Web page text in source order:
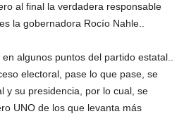
al final la verdadera responsable
la gobernadora Rocío Nahle..
algunos puntos del partido estatal..
electoral, pase lo que pase, se
y su presidencia, por lo cual, se
UNO de los que levanta más